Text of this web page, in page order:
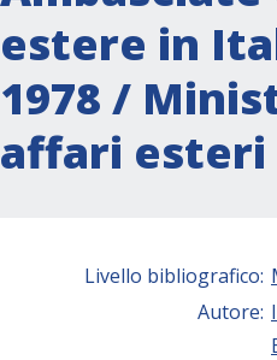
estere in
1978 /
affari esteri
Livello bibliografico:
Autore: